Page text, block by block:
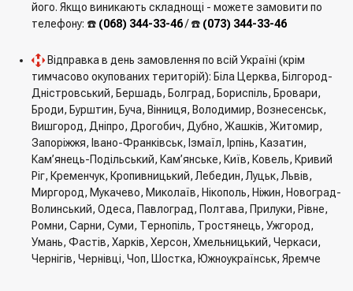
його. Якщо виникають складнощі - можете замовити по
телефону: ☎️ (068) 344-33-46/ ☎️ (073) 344-33-46
Відправка в день замовлення по всій Україні (крім
тимчасово окупованих територій): Біла Церква, Білгород-
Дністровський, Бершадь, Болград, Бориспіль, Бровари,
Броди, Бурштин, Буча, Вінниця, Володимир, Вознесенськ,
Вишгород, Дніпро, Дрогобич, Дубно, Жашків, Житомир,
Запоріжжя, Івано-Франківськ, Ізмаїл, Ірпінь, Казатин,
Кам’янець-Подільський, Кам’янське, Київ, Ковель, Кривий
Ріг, Кременчук, Кропивницький, Лебедин, Луцьк, Львів,
Миргород, Мукачево, Миколаїв, Нікополь, Ніжин, Новоград-
Волинський, Одеса, Павлоград, Полтава, Прилуки, Рівне,
Ромни, Сарни, Суми, Тернопіль, Тростянець, Ужгород,
Умань, Фастів, Харків, Херсон, Хмельницький, Черкаси,
Чернігів, Чернівці, Чоп, Шостка, Южноукраїнськ, Яремче